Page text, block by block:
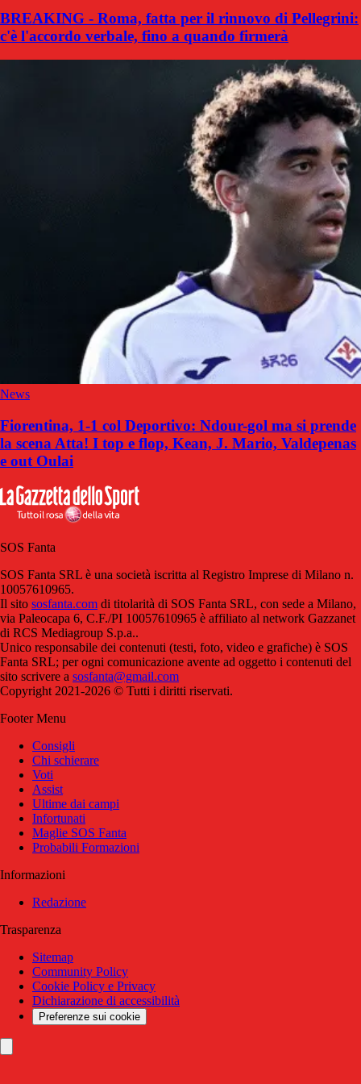
BREAKING - Roma, fatta per il rinnovo di Pellegrini:
c'è l'accordo verbale, fino a quando firmerà
News
Fiorentina, 1-1 col Deportivo: Ndour-gol ma si prende
la scena Atta! I top e flop, Kean, J. Mario, Valdepenas
e out Oulai
SOS Fanta
SOS Fanta SRL è una società iscritta al Registro Imprese di Milano n.
10057610965.
Il sito sosfanta.com di titolarità di SOS Fanta SRL, con sede a Milano,
via Paleocapa 6, C.F./PI 10057610965 è affiliato al network Gazzanet
di RCS Mediagroup S.p.a..
Unico responsabile dei contenuti (testi, foto, video e grafiche) è SOS
Fanta SRL; per ogni comunicazione avente ad oggetto i contenuti del
sito scrivere a sosfanta@gmail.com
Copyright 2021-2026 © Tutti i diritti riservati.
Footer Menu
Consigli
Chi schierare
Voti
Assist
Ultime dai campi
Infortunati
Maglie SOS Fanta
Probabili Formazioni
Informazioni
Redazione
Trasparenza
Sitemap
Community Policy
Cookie Policy e Privacy
Dichiarazione di accessibilità
Preferenze sui cookie